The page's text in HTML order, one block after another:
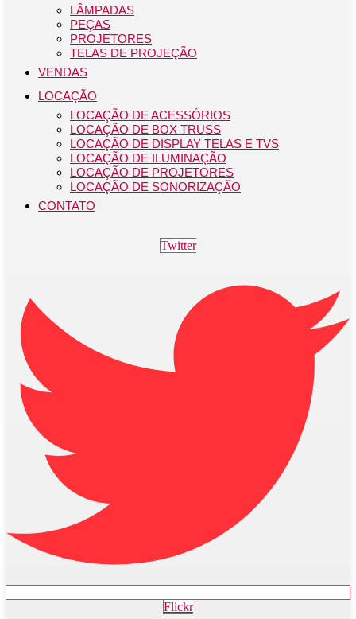
LÂMPADAS
PEÇAS
PROJETORES
TELAS DE PROJEÇÃO
VENDAS
LOCAÇÃO
LOCAÇÃO DE ACESSÓRIOS
LOCAÇÃO DE BOX TRUSS
LOCAÇÃO DE DISPLAY TELAS E TVS
LOCAÇÃO DE ILUMINAÇÃO
LOCAÇÃO DE PROJETORES
LOCAÇÃO DE SONORIZAÇÃO
CONTATO
Twitter
Flickr